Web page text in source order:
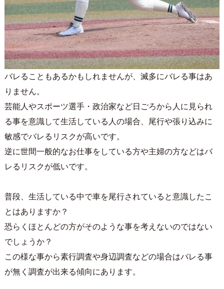
バレることもあるかもしれませんが、滅多にバレる事はあ
りません。
芸能人やスポーツ選手・政治家など日ごろから人に見られ
る事を意識して生活している人の場合、尾行や張り込みに
敏感でバレるリスクが高いです。
逆に世間一般的なお仕事をしている方や主婦の方などはバ
レるリスクが低いです。
普段、生活している中で車を尾行されていると意識したこ
とはありますか？
恐らくほとんどの方がそのような事を考えないのではない
でしょうか？
この様な事から素行調査や身辺調査などの場合はバレる事
が無く調査が出来る傾向にあります。